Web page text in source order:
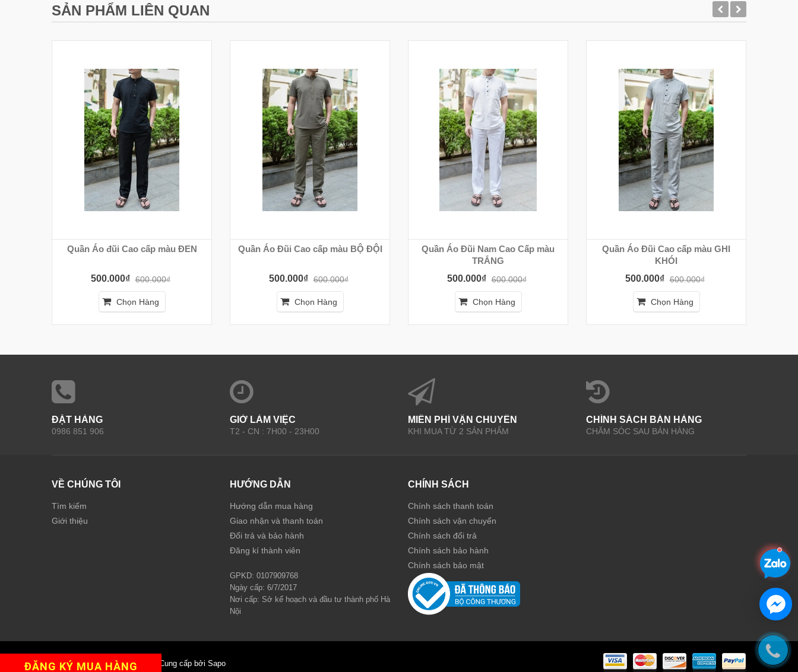
SẢN PHẨM LIÊN QUAN
Quần Áo đũi Cao cấp màu ĐEN
500.000₫ 600.000₫
Chọn Hàng
Quần Áo Đũi Cao cấp màu BỘ ĐỘI
500.000₫ 600.000₫
Chọn Hàng
Quần Áo Đũi Nam Cao Cấp màu
TRẮNG
500.000₫ 600.000₫
Chọn Hàng
Quần Áo Đũi Cao cấp màu GHI
KHÓI
500.000₫ 600.000₫
Chọn Hàng
ĐẶT HÀNG
0986 851 906
GIỜ LÀM VIỆC
T2 - CN : 7H00 - 23H00
MIỄN PHÍ VẬN CHUYỂN
KHI MUA TỪ 2 SẢN PHẨM
CHÍNH SÁCH BÁN HÀNG
CHĂM SÓC SAU BÁN HÀNG
VỀ CHÚNG TÔI
Tìm kiếm
Giới thiệu
HƯỚNG DẪN
Hướng dẫn mua hàng
Giao nhận và thanh toán
Đổi trả và bảo hành
Đăng kí thành viên
GPKD: 0107909768
Ngày cấp: 6/7/2017
Nơi cấp: Sở kế hoạch và đầu tư thành phố Hà
Nội
CHÍNH SÁCH
Chính sách thanh toán
Chính sách vận chuyển
Chính sách đổi trả
Chính sách bảo hành
Chính sách bảo mật
© Bản quyền thuộc về Joho Cung cấp bởi Sapo
ĐĂNG KÝ MUA HÀNG